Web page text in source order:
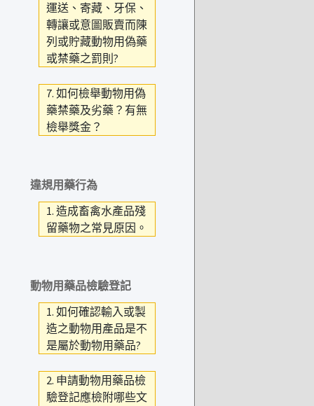
運送、寄藏、牙保、
轉讓或意圖販賣而陳
列或貯藏動物用偽藥
或禁藥之罰則?
7. 如何檢舉動物用偽
藥禁藥及劣藥？有無
檢舉獎金？
違規用藥行為
1. 造成畜禽水產品殘
留藥物之常見原因。
動物用藥品檢驗登記
1. 如何確認輸入或製
造之動物用產品是不
是屬於動物用藥品?
2. 申請動物用藥品檢
驗登記應檢附哪些文